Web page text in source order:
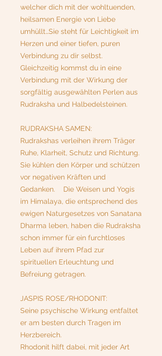
welcher dich mit der wohltuenden,
heilsamen Energie von Liebe
umhüllt…Sie steht für Leichtigkeit im
Herzen und einer tiefen, puren
Verbindung zu dir selbst.
Gleichzeitig kommst du in eine
Verbindung mit der Wirkung der
sorgfältig ausgewählten Perlen aus
Rudraksha und Halbedelsteinen.
RUDRAKSHA SAMEN:
Rudrakshas verleihen ihrem Träger
Ruhe, Klarheit, Schutz und Richtung.
Sie kühlen den Körper und schützen
vor negativen Kräften und
Gedanken. Die Weisen und Yogis
im Himalaya, die entsprechend des
ewigen Naturgesetzes von Sanatana
Dharma leben, haben die Rudraksha
schon immer für ein furchtloses
Leben auf ihrem Pfad zur
spirituellen Erleuchtung und
Befreiung getragen.
JASPIS ROSE/RHODONIT:
Seine psychische Wirkung entfaltet
er am besten durch Tragen im
Herzbereich.
Rhodonit hilft dabei, mit jeder Art